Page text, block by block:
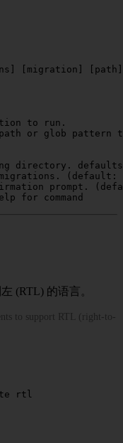
[migration] [path]
to run.
or glob pattern
directory.
defaults
(default:
prompt.
for command
(RTL) 的语言。
to support RTL (right-to-
rtl